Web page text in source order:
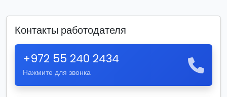
Контакты работодателя
+972 55 240 2434
Нажмите для звонка